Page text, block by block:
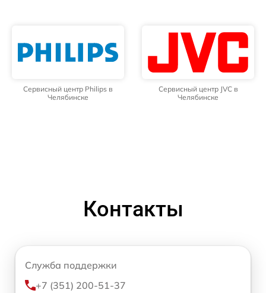
Сервисный центр Philips в
Челябинске
Сервисный центр JVC в
Челябинске
Контакты
Служба поддержки
+7 (351) 200-51-37